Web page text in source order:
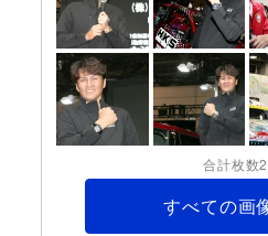
合計枚数
すべての画